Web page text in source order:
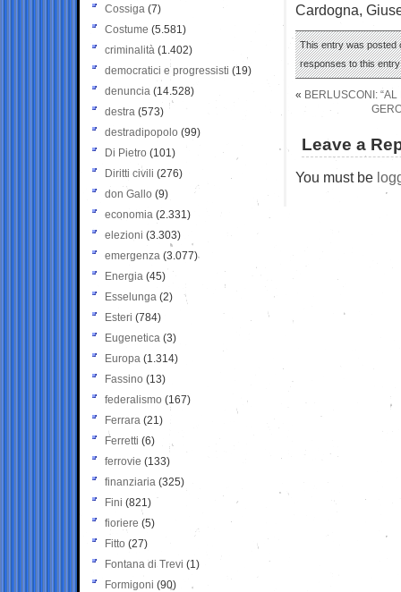
Cardogna,
This entry was posted
responses to this
« BERLUSCONI:
Leave a
You must be
Cossiga (7)
Costume (5.581)
criminalità (1.402)
democratici e progressisti (19)
denuncia (14.528)
destra (573)
destradipopolo (99)
Di Pietro (101)
Diritti civili (276)
don Gallo (9)
economia (2.331)
elezioni (3.303)
emergenza (3.077)
Energia (45)
Esselunga (2)
Esteri (784)
Eugenetica (3)
Europa (1.314)
Fassino (13)
federalismo (167)
Ferrara (21)
Ferretti (6)
ferrovie (133)
finanziaria (325)
Fini (821)
fioriere (5)
Fitto (27)
Fontana di Trevi (1)
Formigoni (90)